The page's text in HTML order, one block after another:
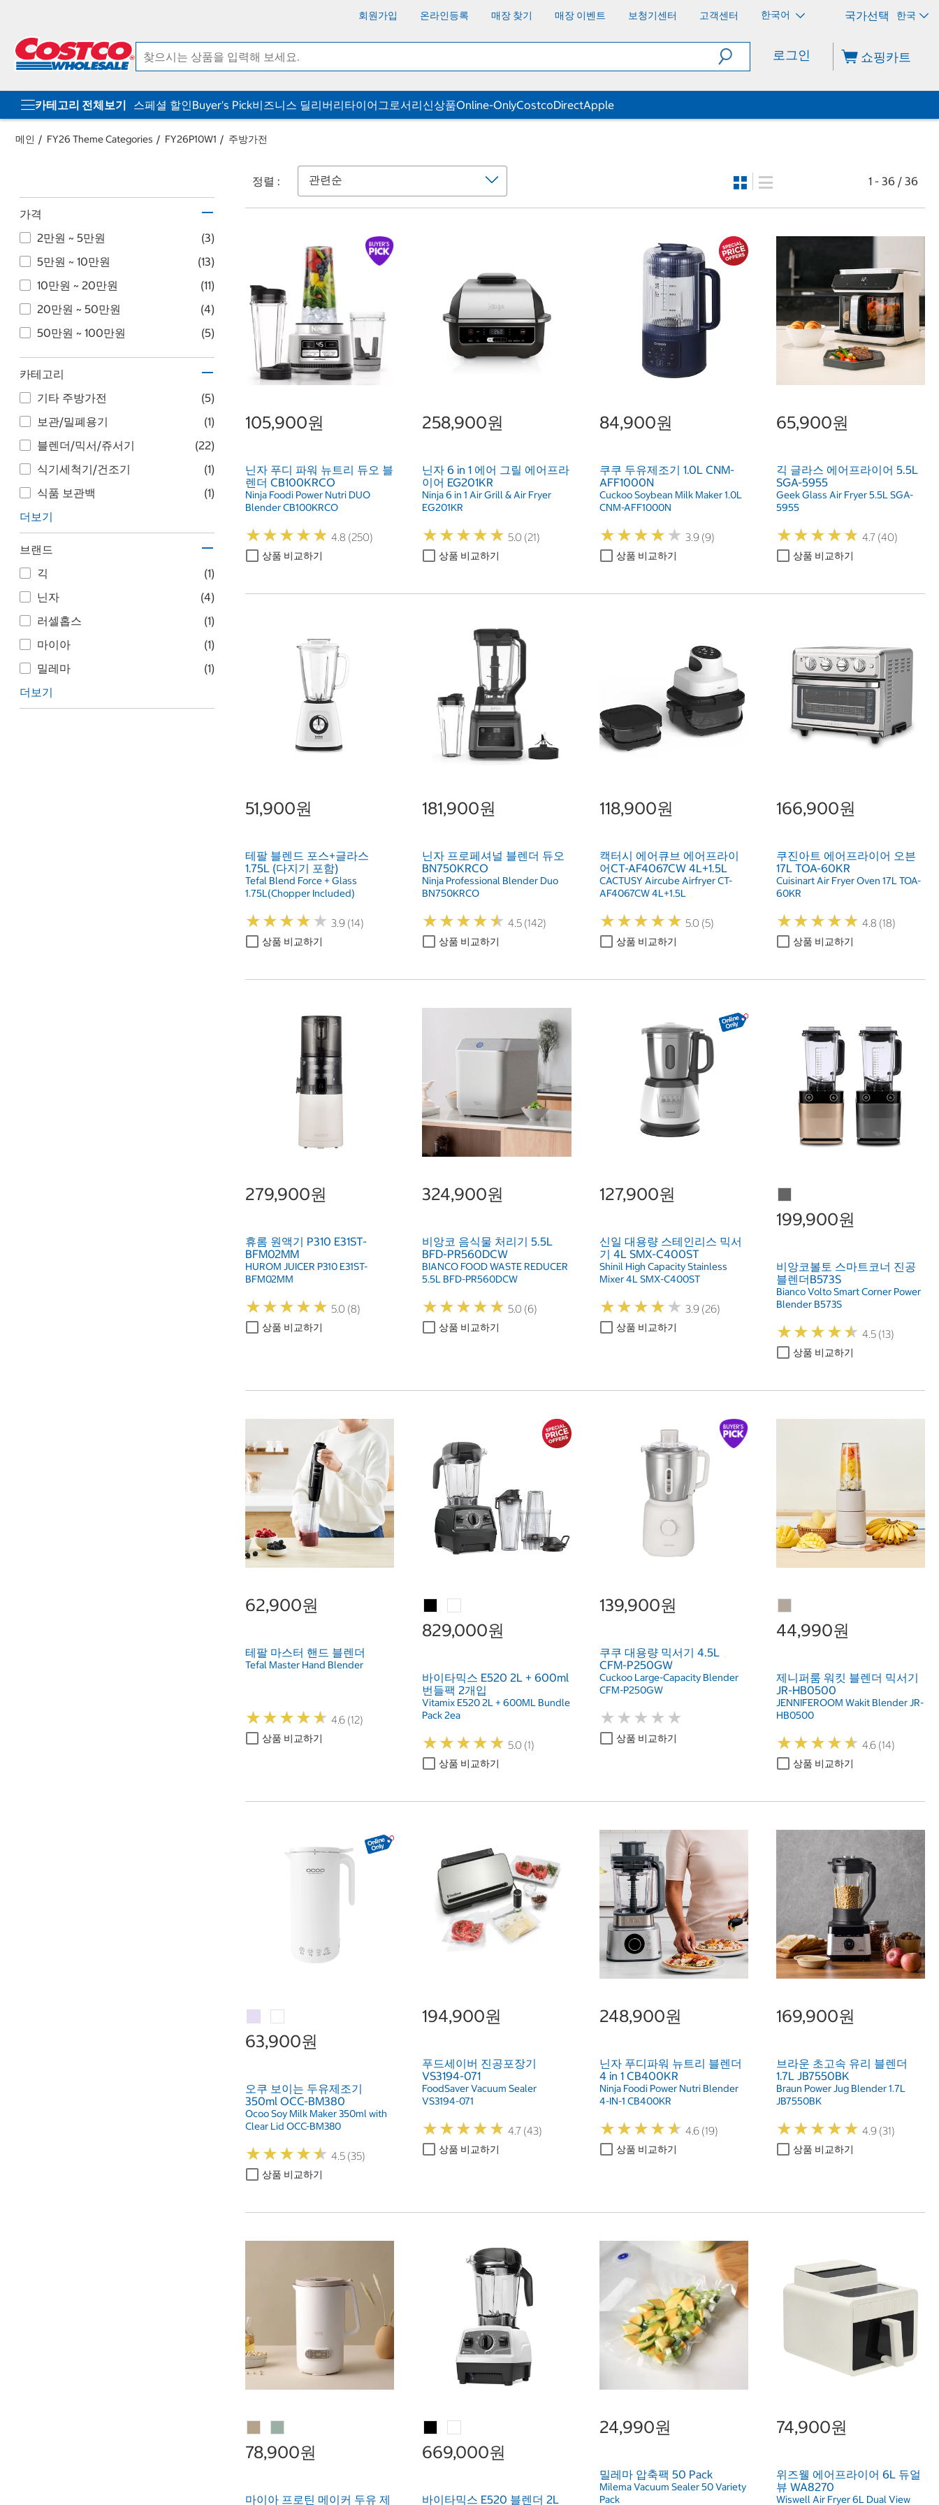
회원가입 온라인등록 매장 찾기 매장 이벤트 보청기센터 고객센터 한국어 한국
로그인 쇼핑카트
카테고리 전체보기 스페셜 할인Buyer's Pick비즈니스 딜리버리타이어그로서리신상품Online-OnlyCostcoDirectApple
메인 FY26 Theme Categories FY26P10W1 주방가전
가격
2만원 ~ 5만원
(3)
5만원 ~ 10만원
(13)
10만원 ~ 20만원
(11)
20만원 ~ 50만원
(4)
50만원 ~ 100만원
(5)
카테고리
기타 주방가전
(5)
보관/밀폐용기
(1)
블렌더/믹서/쥬서기
(22)
식기세척기/건조기
(1)
식품 보관백
(1)
더보기
브랜드
긱
(1)
닌자
(4)
러셀홉스
(1)
마이아
(1)
밀레마
(1)
더보기
정렬 : 1 - 36 / 36
105,900원
닌자 푸디 파워 뉴트리 듀오 블
렌더 CB100KRCO
Ninja Foodi Power Nutri DUO
Blender CB100KRCO
★★★★★
★★★★★ 4.8 (250)
상품 비교하기
258,900원
닌자 6 in 1 에어 그릴 에어프라
이어 EG201KR
Ninja 6 in 1 Air Grill & Air Fryer
EG201KR
★★★★★
★★★★★ 5.0 (21)
상품 비교하기
84,900원
쿠쿠 두유제조기 1.0L CNM-
AFF1000N
Cuckoo Soybean Milk Maker 1.0L
CNM-AFF1000N
★★★★ ★
★★★★ ★ 3.9 (9)
상품 비교하기
65,900원
긱 글라스 에어프라이어 5.5L
SGA-5955
Geek Glass Air Fryer 5.5L SGA-
5955
★★★★★
★★★★★ 4.7 (40)
상품 비교하기
51,900원
테팔 블렌드 포스+글라스
1.75L (다지기 포함)
Tefal Blend Force + Glass
1.75L(Chopper Included)
★★★★ ★
★★★★ ★ 3.9 (14)
상품 비교하기
181,900원
닌자 프로페셔널 블렌더 듀오
BN750KRCO
Ninja Professional Blender Duo
BN750KRCO
★★★★★
★★★★★ 4.5 (142)
상품 비교하기
118,900원
캑터시 에어큐브 에어프라이
어CT-AF4067CW 4L+1.5L
CACTUSY Aircube Airfryer CT-
AF4067CW 4L+1.5L
★★★★★
★★★★★ 5.0 (5)
상품 비교하기
166,900원
쿠진아트 에어프라이어 오븐
17L TOA-60KR
Cuisinart Air Fryer Oven 17L TOA-
60KR
★★★★★
★★★★★ 4.8 (18)
상품 비교하기
279,900원
휴롬 원액기 P310 E31ST-
BFM02MM
HUROM JUICER P310 E31ST-
BFM02MM
★★★★★
★★★★★ 5.0 (8)
상품 비교하기
324,900원
비앙코 음식물 처리기 5.5L
BFD-PR560DCW
BIANCO FOOD WASTE REDUCER
5.5L BFD-PR560DCW
★★★★★
★★★★★ 5.0 (6)
상품 비교하기
127,900원
신일 대용량 스테인리스 믹서
기 4L SMX-C400ST
Shinil High Capacity Stainless
Mixer 4L SMX-C400ST
★★★★ ★
★★★★ ★ 3.9 (26)
상품 비교하기
199,900원
비앙코볼토 스마트코너 진공
블렌더B573S
Bianco Volto Smart Corner Power
Blender B573S
★★★★★
★★★★★ 4.5 (13)
상품 비교하기
62,900원
테팔 마스터 핸드 블렌더
Tefal Master Hand Blender
★★★★★
★★★★★ 4.6 (12)
상품 비교하기
829,000원
바이타믹스 E520 2L + 600ml
번들팩 2개입
Vitamix E520 2L + 600ML Bundle
Pack 2ea
★★★★★
★★★★★ 5.0 (1)
상품 비교하기
139,900원
쿠쿠 대용량 믹서기 4.5L
CFM-P250GW
Cuckoo Large-Capacity Blender
CFM-P250GW
★ ★ ★ ★ ★
★ ★ ★ ★ ★
상품 비교하기
44,990원
제니퍼룸 워킷 블렌더 믹서기
JR-HB0500
JENNIFEROOM Wakit Blender JR-
HB0500
★★★★★
★★★★★ 4.6 (14)
상품 비교하기
63,900원
오쿠 보이는 두유제조기
350ml OCC-BM380
Ocoo Soy Milk Maker 350ml with
Clear Lid OCC-BM380
★★★★★
★★★★★ 4.5 (35)
상품 비교하기
194,900원
푸드세이버 진공포장기
VS3194-071
FoodSaver Vacuum Sealer
VS3194-071
★★★★★
★★★★★ 4.7 (43)
상품 비교하기
248,900원
닌자 푸디파워 뉴트리 블렌더
4 in 1 CB400KR
Ninja Foodi Power Nutri Blender
4-IN-1 CB400KR
★★★★★
★★★★★ 4.6 (19)
상품 비교하기
169,900원
브라운 초고속 유리 블렌더
1.7L JB7550BK
Braun Power Jug Blender 1.7L
JB7550BK
★★★★★
★★★★★ 4.9 (31)
상품 비교하기
78,900원
마이아 프로틴 메이커 두유 제
669,000원
바이타믹스 E520 블렌더 2L
24,990원
밀레마 압축팩 50 Pack
Milema Vacuum Sealer 50 Variety
Pack
74,900원
위즈웰 에어프라이어 6L 듀얼
뷰 WA8270
Wiswell Air Fryer 6L Dual View